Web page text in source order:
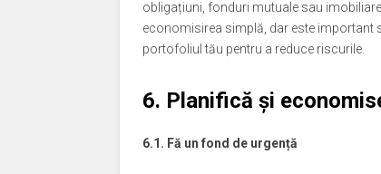
obligațiuni, fonduri mutuale sau
economisirea simplă, dar este important
portofoliul tău pentru a reduce riscurile.
6. Planifică și
6.1. Fă un fond de urgență